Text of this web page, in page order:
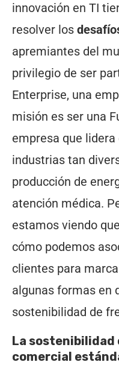
innovación en TI
resolver los
apremiantes del
privilegio de ser
Enterprise, una
misión es ser una
empresa que
industrias tan
producción de
atención médica.
estamos viendo
cómo podemos
clientes para
algunas formas en
sostenibilidad de
La sostenibilidad
comercial